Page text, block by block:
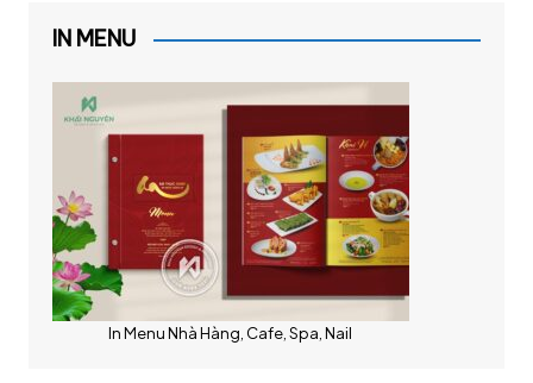
IN MENU
In Menu Nhà Hàng, Cafe, Spa, Nail